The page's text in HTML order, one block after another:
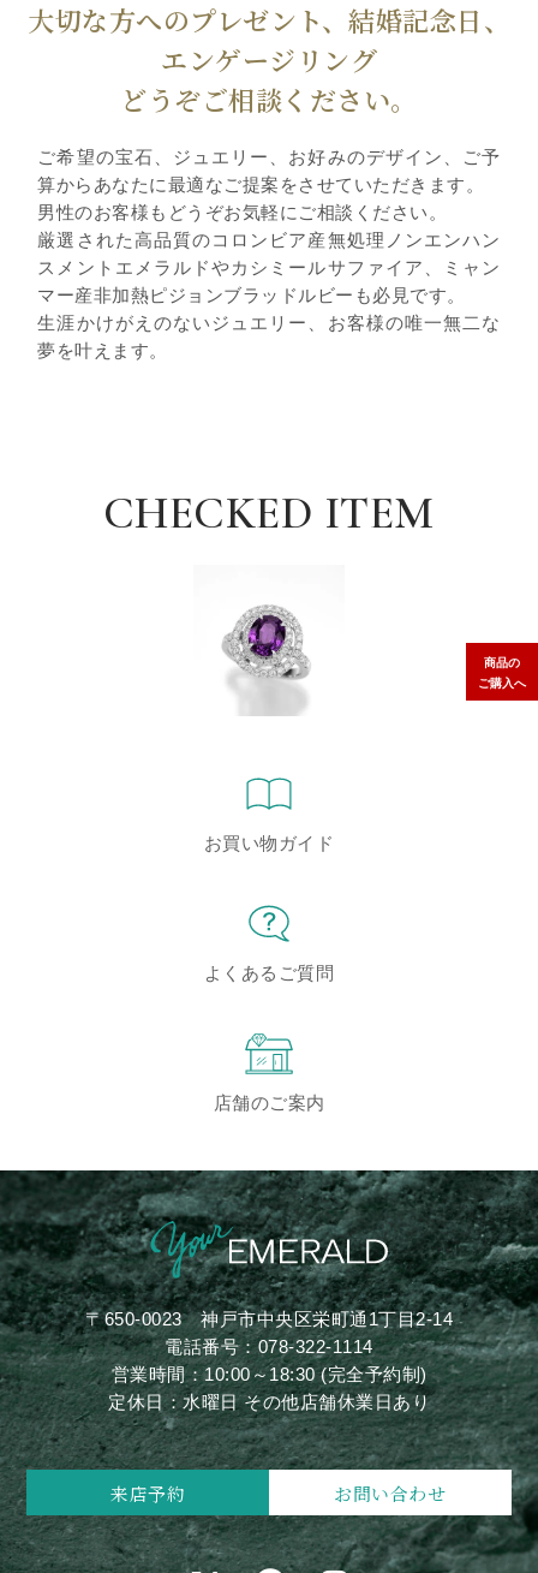
大切な方へのプレゼント、結婚記念日、
エンゲージリング
どうぞご相談ください。
ご希望の宝石、ジュエリー、お好みのデザイン、ご予
算からあなたに最適なご提案をさせていただきます。
男性のお客様もどうぞお気軽にご相談ください。
厳選された高品質のコロンビア産無処理ノンエンハン
スメントエメラルドやカシミールサファイア、ミャン
マー産非加熱ピジョンブラッドルビーも必見です。
生涯かけがえのないジュエリー、お客様の唯一無二な
夢を叶えます。
商品の
ご購入へ
CHECKED ITEM
お買い物ガイド
よくあるご質問
店舗のご案内
〒650-0023神戸市中央区栄町通1丁目2-14
電話番号：078-322-1114
営業時間：10:00～18:30 (完全予約制)
定休日：水曜日 その他店舗休業日あり
来店予約 お問い合わせ